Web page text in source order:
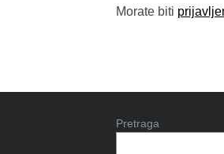
Morate biti
Pretraga